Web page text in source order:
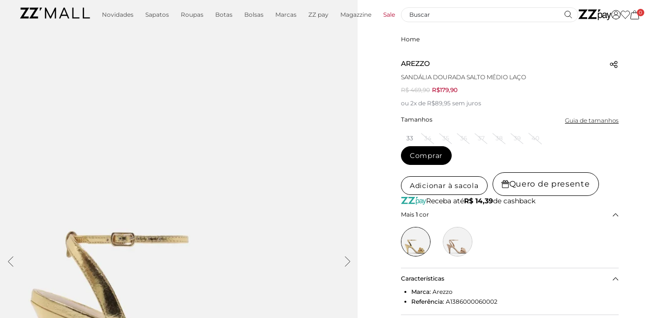
Novidades Sapatos Roupas Botas Bolsas Marcas ZZ pay Magazzine Sale 0
Home
AREZZO
SANDÁLIA DOURADA SALTO MÉDIO LAÇO
R$ 469,90 R$179,90
ou 2x de R$89,95 sem juros
Tamanhos Guia de tamanhos
33 34 35 36 37 38 39 40
Comprar
Adicionar à sacola Quero de presente
Receba atéR$ 14,39de cashback
Mais 1 cor
Características
Marca: Arezzo
Referência: A1386000060002